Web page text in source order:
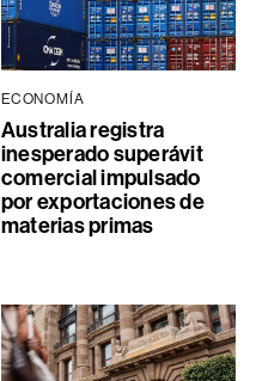
ECONOMÍA
Australia registra
inesperado superávit
comercial impulsado
por exportaciones de
materias primas